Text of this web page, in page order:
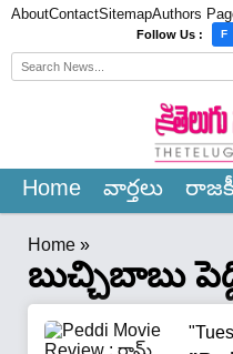
AboutContactSitemapAuthors
Follow Us : F
Home వార్త‌లు
Home »
బుచ్చిబాబు